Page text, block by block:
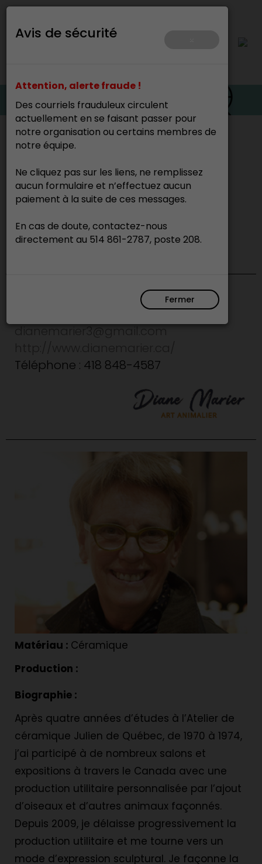
Avis de sécurité
Attention, alerte fraude !
Des courriels frauduleux circulent
actuellement en se faisant passer pour
notre organisation ou certains membres de
notre équipe.
Ne cliquez pas sur les liens, ne remplissez
aucun formulaire et n’effectuez aucun
paiement à la suite de ces messages.
En cas de doute, contactez-nous
directement au 514 861-2787, poste 208.
Fermer
Accueil>
Diane Marier
Céramiste
dianemarier3@gmail.com
Téléphone : 418 848-4587
Matériau : Céramique
Production :
Biographie :
Après quatre années d’études à l’Atelier de
céramique Julien de Québec, de 1970 à 1974,
j’ai participé à de nombreux salons et
expositions à travers le Canada avec une
production utilitaire personnalisée par l’ajout
d’oiseaux et d’autres animaux façonnés.
Depuis 2009, je délaisse progressivement la
production utilitaire et me tourne vers un
mode d’expression sculptural. Je façonne la